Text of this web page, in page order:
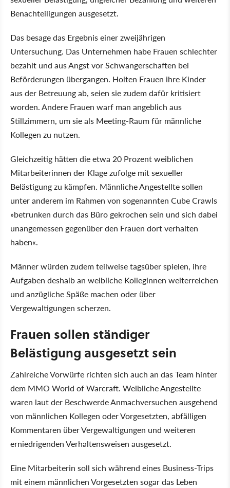
Benachteiligungen ausgesetzt.
Das besage das Ergebnis einer zweijährigen
Untersuchung. Das Unternehmen habe Frauen schlechter
bezahlt und aus Angst vor Schwangerschaften bei
Beförderungen übergangen. Holten Frauen ihre Kinder
aus der Betreuung ab, seien sie zudem dafür kritisiert
worden. Andere Frauen warf man angeblich aus
Stillzimmern, um sie als Meeting-Raum für männliche
Kollegen zu nutzen.
Gleichzeitig hätten die etwa 20 Prozent weiblichen
Mitarbeiterinnen der Klage zufolge mit sexueller
Belästigung zu kämpfen. Männliche Angestellte sollen
unter anderem im Rahmen von sogenannten Cube Crawls
»betrunken durch das Büro gekrochen sein und sich dabei
unangemessen gegenüber den Frauen dort verhalten
haben«.
Männer würden zudem teilweise tagsüber spielen, ihre
Aufgaben deshalb an weibliche Kolleginnen weiterreichen
und anzügliche Späße machen oder über
Vergewaltigungen scherzen.
Frauen sollen ständiger
Belästigung ausgesetzt sein
Zahlreiche Vorwürfe richten sich auch an das Team hinter
dem MMO World of Warcraft. Weibliche Angestellte
waren laut der Beschwerde Anmachversuchen ausgehend
von männlichen Kollegen oder Vorgesetzten, abfälligen
Kommentaren über Vergewaltigungen und weiteren
erniedrigenden Verhaltensweisen ausgesetzt.
Eine Mitarbeiterin soll sich während eines Business-Trips
mit einem männlichen Vorgesetzten sogar das Leben